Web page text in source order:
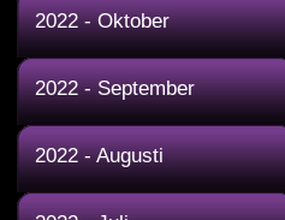
2022 - Oktober
2022 - September
2022 - Augusti